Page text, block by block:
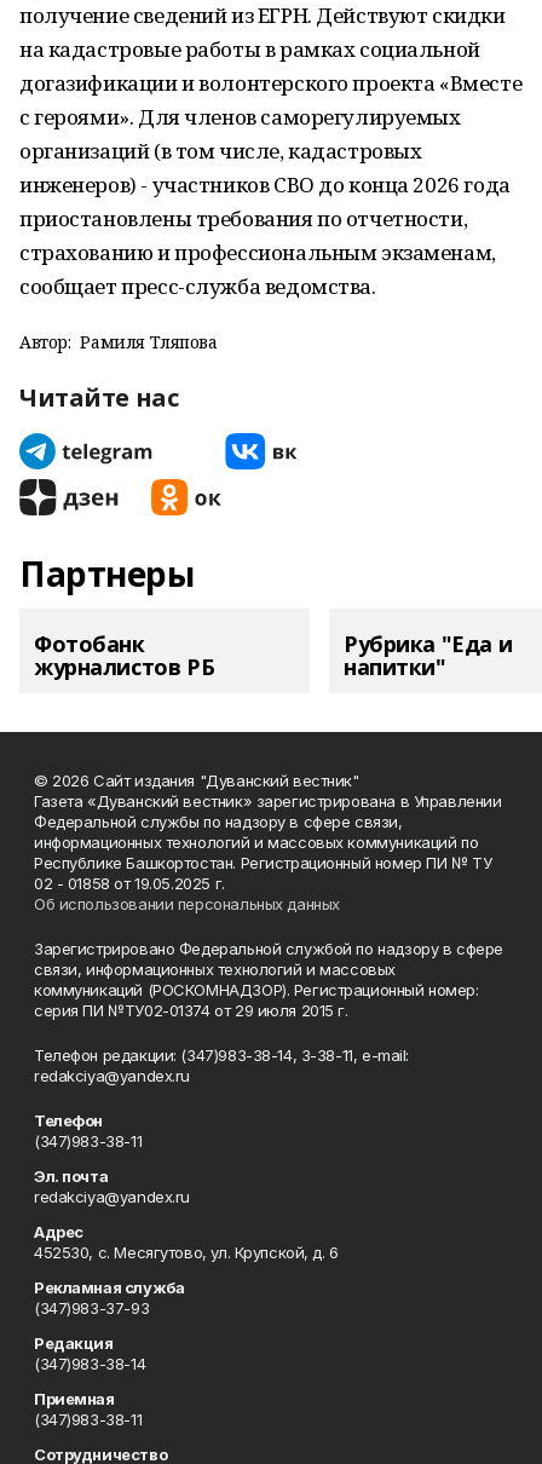
получение сведений из ЕГРН. Действуют скидки
на кадастровые работы в рамках социальной
догазификации и волонтерского проекта «Вместе
с героями». Для членов саморегулируемых
организаций (в том числе, кадастровых
инженеров) - участников СВО до конца 2026 года
приостановлены требования по отчетности,
страхованию и профессиональным экзаменам,
сообщает пресс-служба ведомства.
Автор: Рамиля Тляпова
Читайте нас
Партнеры
Фотобанк
журналистов РБ
Рубрика "Еда и
напитки"
© 2026 Сайт издания "Дуванский вестник"
Газета «Дуванский вестник» зарегистрирована в Управлении
Федеральной службы по надзору в сфере связи,
информационных технологий и массовых коммуникаций по
Республике Башкортостан. Регистрационный номер ПИ № ТУ
02 - 01858 от 19.05.2025 г.
Об использовании персональных данных
Зарегистрировано Федеральной службой по надзору в сфере
связи, информационных технологий и массовых
коммуникаций (РОСКОМНАДЗОР). Регистрационный номер:
серия ПИ №ТУ02-01374 от 29 июля 2015 г.
Телефон редакции: (347)983-38-14, 3-38-11, e-mail:
redakciya@yandex.ru
Телефон
(347)983-38-11
Эл. почта
redakciya@yandex.ru
Адрес
452530, с. Месягутово, ул. Крупской, д. 6
Рекламная служба
(347)983-37-93
Редакция
(347)983-38-14
Приемная
(347)983-38-11
Сотрудничество